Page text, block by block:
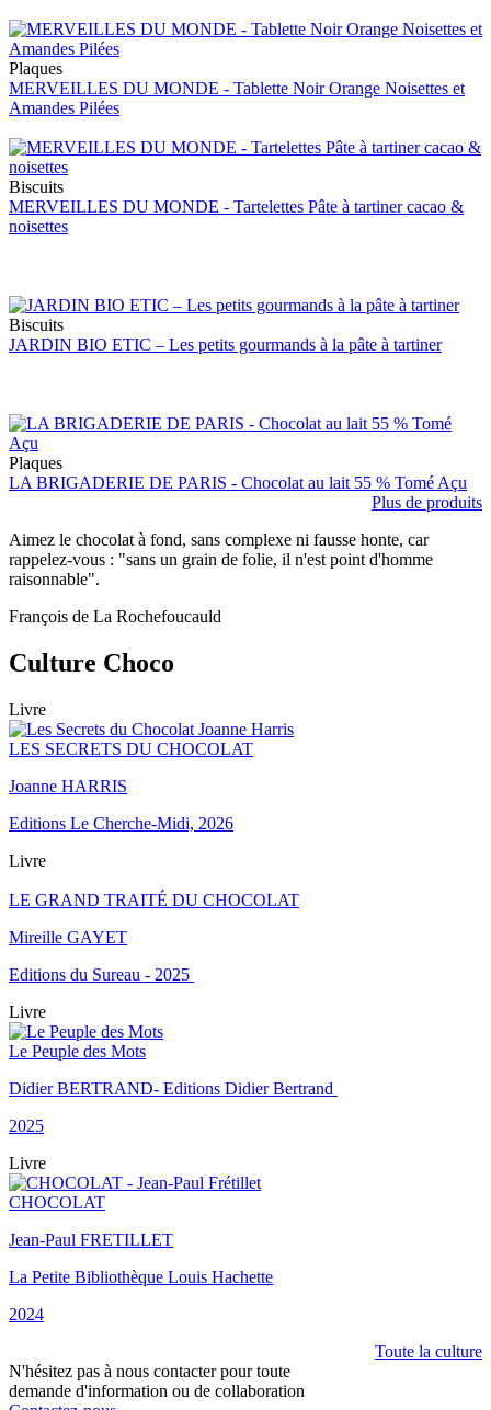
Plaques
MERVEILLES DU MONDE - Tablette Noir Orange Noisettes et
Amandes Pilées
Biscuits
MERVEILLES DU MONDE - Tartelettes Pâte à tartiner cacao &
noisettes
Biscuits
JARDIN BIO ETIC – Les petits gourmands à la pâte à tartiner
Plaques
LA BRIGADERIE DE PARIS - Chocolat au lait 55 % Tomé Açu
Plus de produits
Aimez le chocolat à fond, sans complexe ni fausse honte, car
rappelez-vous : "sans un grain de folie, il n'est point d'homme
raisonnable".
François de La Rochefoucauld
Culture Choco
Livre
LES SECRETS DU CHOCOLAT
Joanne HARRIS
Editions Le Cherche-Midi, 2026
Livre
LE GRAND TRAITÉ DU CHOCOLAT
Mireille GAYET
Editions du Sureau - 2025
Livre
Le Peuple des Mots
Didier BERTRAND- Editions Didier Bertrand
2025
Livre
CHOCOLAT
Jean-Paul FRETILLET
La Petite Bibliothèque Louis Hachette
2024
Toute la culture
N'hésitez pas à nous contacter pour toute
demande d'information ou de collaboration